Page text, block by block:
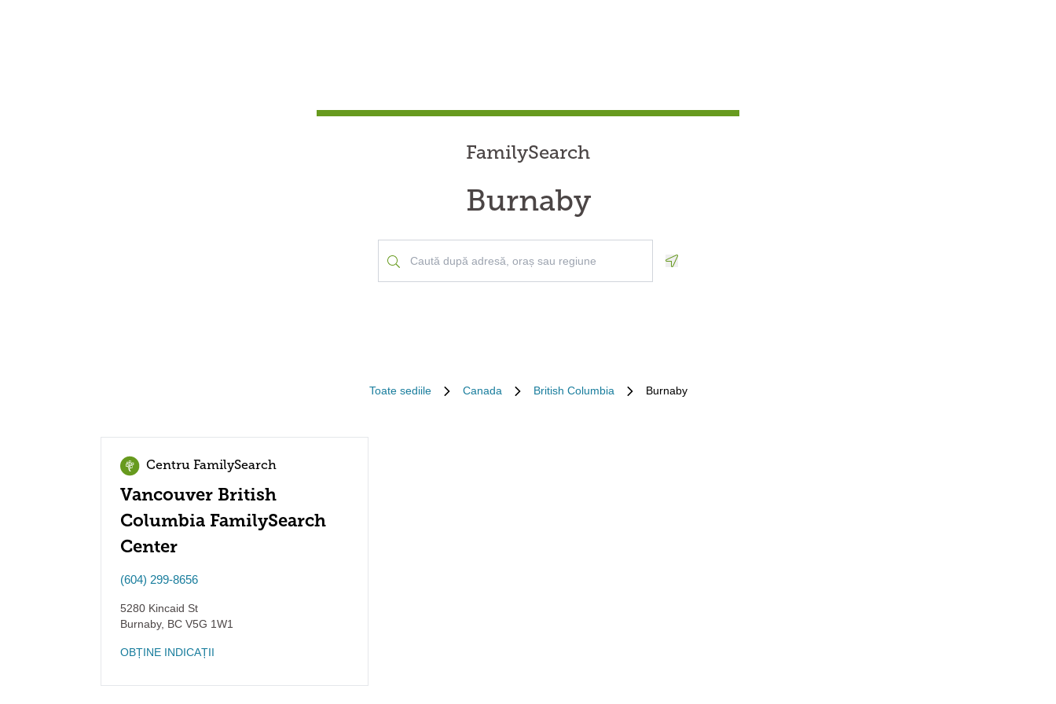
FamilySearch
Burnaby
Toate sediile Canada British Columbia Burnaby
Centru FamilySearch
Vancouver British
Columbia FamilySearch
Center
(604) 299-8656
5280 Kincaid St
Burnaby, BC V5G 1W1
OBȚINE INDICAȚII